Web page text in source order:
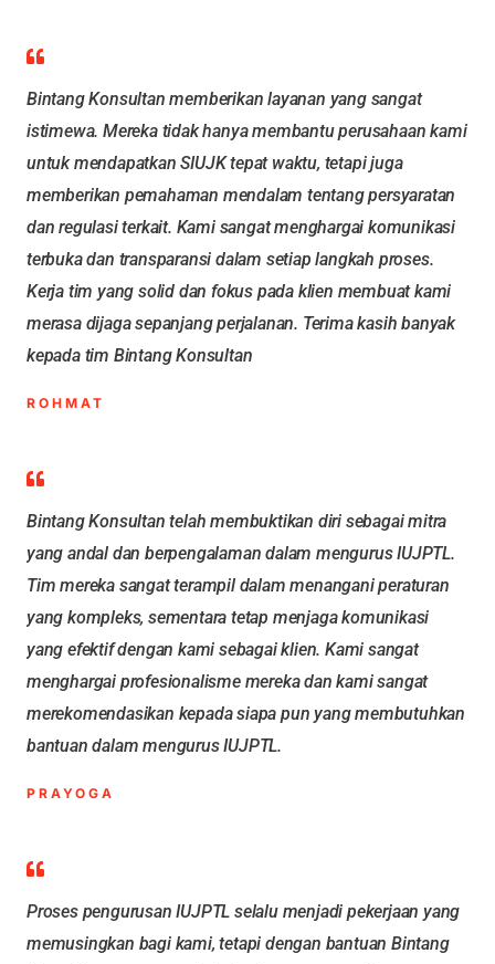
Bintang Konsultan memberikan layanan yang sangat
istimewa. Mereka tidak hanya membantu perusahaan kami
untuk mendapatkan SIUJK tepat waktu, tetapi juga
memberikan pemahaman mendalam tentang persyaratan
dan regulasi terkait. Kami sangat menghargai komunikasi
terbuka dan transparansi dalam setiap langkah proses.
Kerja tim yang solid dan fokus pada klien membuat kami
merasa dijaga sepanjang perjalanan. Terima kasih banyak
kepada tim Bintang Konsultan
ROHMAT
Bintang Konsultan telah membuktikan diri sebagai mitra
yang andal dan berpengalaman dalam mengurus IUJPTL.
Tim mereka sangat terampil dalam menangani peraturan
yang kompleks, sementara tetap menjaga komunikasi
yang efektif dengan kami sebagai klien. Kami sangat
menghargai profesionalisme mereka dan kami sangat
merekomendasikan kepada siapa pun yang membutuhkan
bantuan dalam mengurus IUJPTL.
PRAYOGA
Proses pengurusan IUJPTL selalu menjadi pekerjaan yang
memusingkan bagi kami, tetapi dengan bantuan Bintang